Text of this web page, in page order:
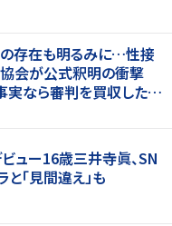
の存在も明るみに…性接
会が公式釈明の衝撃
実なら審判を買収したこ
ビュー16歳三井寺眞、SN
「見間違え」も